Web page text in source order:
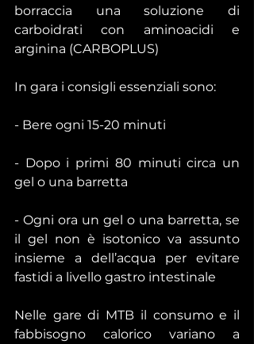
borraccia una soluzione di
carboidrati con aminoacidi e
arginina (CARBOPLUS)
In gara i consigli essenziali sono:
- Bere ogni 15-20 minuti
- Dopo i primi 80 minuti circa un
gel o una barretta
- Ogni ora un gel o una barretta, se
il gel non è isotonico va assunto
insieme a dell’acqua per evitare
fastidi a livello gastro intestinale
Nelle gare di MTB il consumo e il
fabbisogno calorico variano a